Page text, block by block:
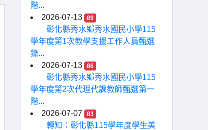
階...
2026-07-13
89
彰化縣秀水鄉秀水國民小學115
學年度第1次教學支援工作人員甄選
錄...
2026-07-13
86
彰化縣秀水鄉秀水國民小學115
學年度第2次代理代課教師甄選第一
階...
2026-07-07
83
轉知：彰化縣115學年度學生美